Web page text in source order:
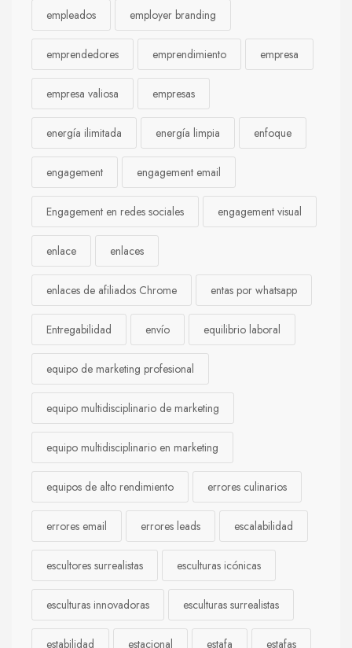
empleados employer branding
emprendedores emprendimiento empresa
empresa valiosa empresas
energía ilimitada energía limpia enfoque
engagement engagement email
Engagement en redes sociales engagement visual
enlace enlaces
enlaces de afiliados Chrome entas por whatsapp
Entregabilidad envío equilibrio laboral
equipo de marketing profesional
equipo multidisciplinario de marketing
equipo multidisciplinario en marketing
equipos de alto rendimiento errores culinarios
errores email errores leads escalabilidad
escultores surrealistas esculturas icónicas
esculturas innovadoras esculturas surrealistas
estabilidad estacional estafa estafas